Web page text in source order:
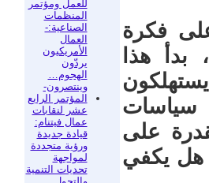
للعمل ومؤتمر
المنظمات
الصناعية:-
العمال
الأمريكيون
يردّون
الهجوم…
وينتصرون-
المؤتمر الرابع
عشر لنقابات
عمال فيتنام:
قيادة جديدة
ورؤية متجددة
لمواجهة
تحديات التنمية
فكرة
هذا
سياسات
على
هل يكفي